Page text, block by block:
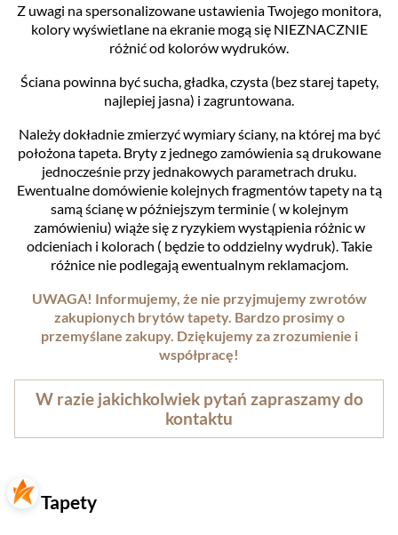
Z uwagi na spersonalizowane ustawienia Twojego monitora,
kolory wyświetlane na ekranie mogą się NIEZNACZNIE
różnić od kolorów wydruków.
Ściana powinna być sucha, gładka, czysta (bez starej tapety,
najlepiej jasna) i zagruntowana.
Należy dokładnie zmierzyć wymiary ściany, na której ma być
położona tapeta. Bryty z jednego zamówienia są drukowane
jednocześnie przy jednakowych parametrach druku.
Ewentualne domówienie kolejnych fragmentów tapety na tą
samą ścianę w późniejszym terminie ( w kolejnym
zamówieniu) wiąże się z ryzykiem wystąpienia różnic w
odcieniach i kolorach ( będzie to oddzielny wydruk). Takie
różnice nie podlegają ewentualnym reklamacjom.
UWAGA! Informujemy, że nie przyjmujemy zwrotów
zakupionych brytów tapety. Bardzo prosimy o
przemyślane zakupy. Dziękujemy za zrozumienie i
współpracę!
W razie jakichkolwiek pytań zapraszamy do
kontaktu
Tapety